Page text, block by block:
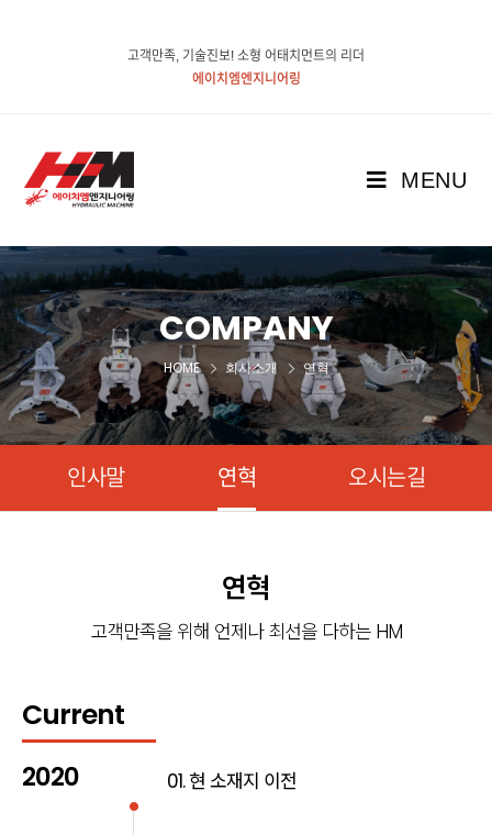
고객만족, 기술진보! 소형 어태치먼트의 리더
에이치엠엔지니어링
MENU
COMPANY
HOME 회사소개 연혁
인사말 연혁 오시는길
연혁
고객만족을 위해 언제나 최선을 다하는 HM
Current
2020 01.현 소재지 이전